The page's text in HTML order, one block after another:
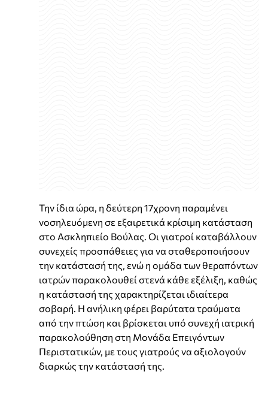
Την ίδια ώρα, η δεύτερη 17χρονη παραμένει
νοσηλευόμενη σε εξαιρετικά κρίσιμη κατάσταση
στο Ασκληπιείο Βούλας . Οι γιατροί καταβάλλουν
συνεχείς προσπάθειες για να σταθεροποιήσουν
την κατάστασή της, ενώ η ομάδα των θεραπόντων
ιατρών παρακολουθεί στενά κάθε εξέλιξη, καθώς
η κατάστασή της χαρακτηρίζεται ιδιαίτερα
σοβαρή. Η ανήλικη φέρει βαρύτατα τραύματα
από την πτώση και βρίσκεται υπό συνεχή ιατρική
παρακολούθηση στη Μονάδα Επειγόντων
Περιστατικών, με τους γιατρούς να αξιολογούν
διαρκώς την κατάστασή της.